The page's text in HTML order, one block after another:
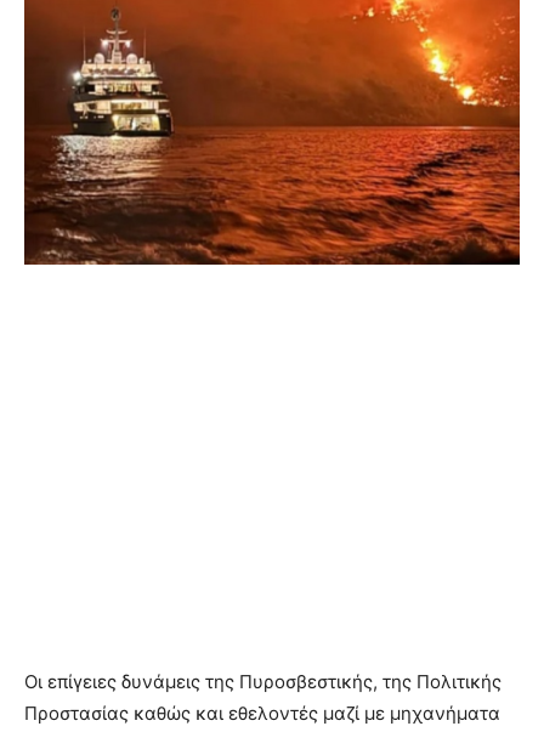
Οι επίγειες δυνάμεις της Πυροσβεστικής, της Πολιτικής
Προστασίας καθώς και εθελοντές μαζί με μηχανήματα